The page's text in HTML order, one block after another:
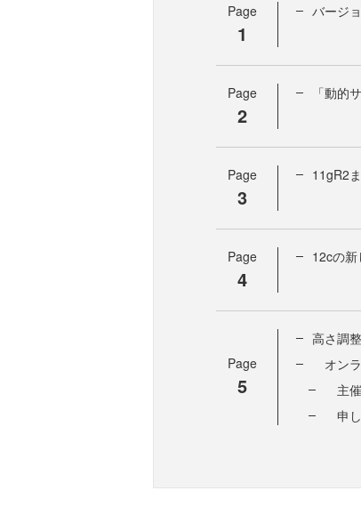
Page
1
バージ
Page
2
「動的
Page
3
11gR2
Page
4
12cの
Page
5
高さ調
オン
主催
申